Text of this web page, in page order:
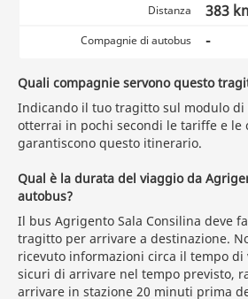
Distanza 383
Compagnie di autobus -
Quali compagnie servono questo
Indicando il tuo tragitto sul modulo di
otterrai in pochi secondi le tariffe e le
garantiscono questo itinerario.
Qual è la durata del viaggio da
autobus?
Il bus Agrigento Sala Consilina deve
tragitto per arrivare a destinazione.
ricevuto informazioni circa il tempo di
sicuri di arrivare nel tempo previsto,
arrivare in stazione 20 minuti prima